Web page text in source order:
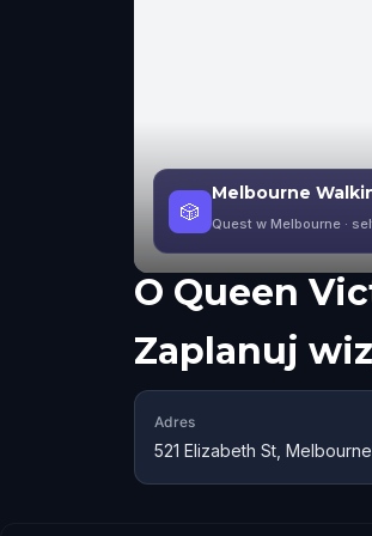
🎲
Melbourne
Quest w Melbourne ·
O Queen
Zaplanuj
Adres
521 Elizabeth St,